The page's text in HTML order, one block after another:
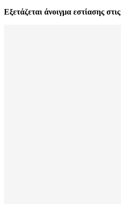
Εξετάζεται άνοιγμα εστίασης